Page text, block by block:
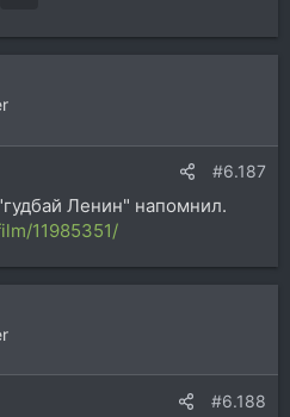
#6.187
Ленин" напомнил.
11985351/
#6.188